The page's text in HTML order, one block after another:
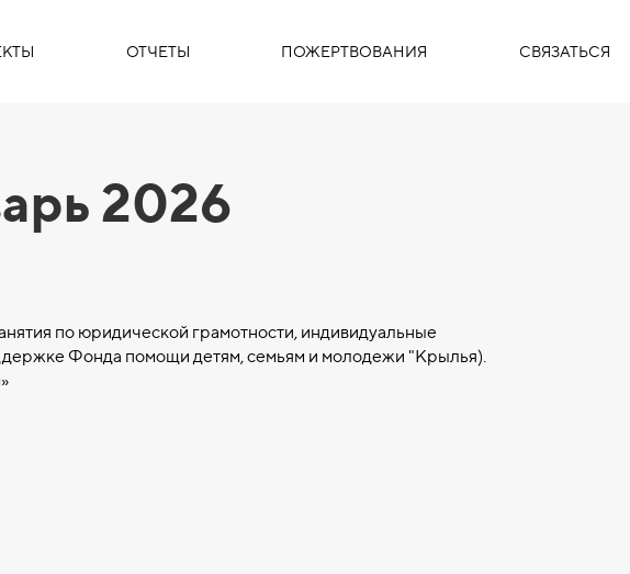
ОТЧЕТЫ ПОЖЕРТВОВАНИЯ СВЯЗАТЬСЯ
2026
по юридической грамотности, индивидуальные
Фонда помощи детям, семьям и молодежи "Крылья).